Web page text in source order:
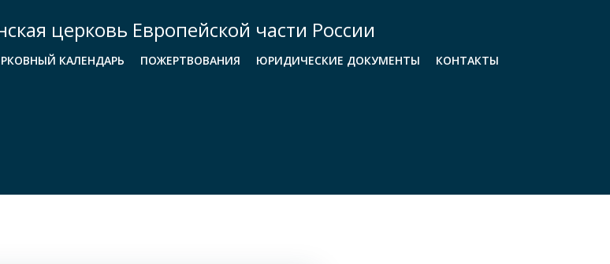
церковь Европейской части России
КАЛЕНДАРЬ ПОЖЕРТВОВАНИЯ ЮРИДИЧЕСКИЕ ДОКУМЕНТЫ КОНТАКТЫ